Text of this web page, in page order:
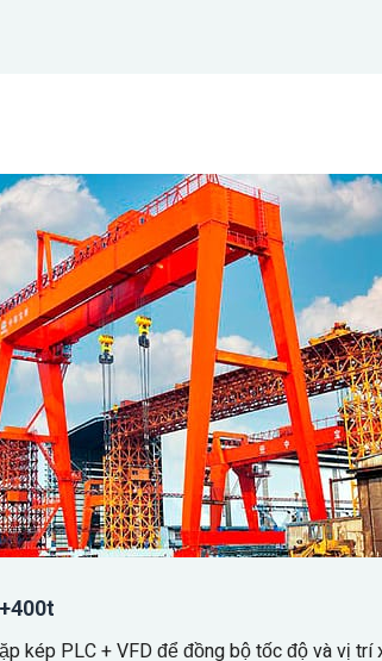
kép PLC + VFD để đồng bộ tốc độ và vị trí